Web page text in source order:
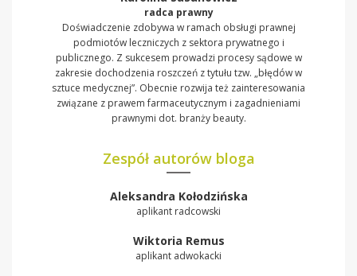
radca prawny
Doświadczenie zdobywa w ramach obsługi prawnej
podmiotów leczniczych z sektora prywatnego i
publicznego. Z sukcesem prowadzi procesy sądowe w
zakresie dochodzenia roszczeń z tytułu tzw. „błędów w
sztuce medycznej”. Obecnie rozwija też zainteresowania
związane z prawem farmaceutycznym i zagadnieniami
prawnymi dot. branży beauty.
Zespół autorów bloga
Aleksandra Kołodzińska
aplikant radcowski
Wiktoria Remus
aplikant adwokacki